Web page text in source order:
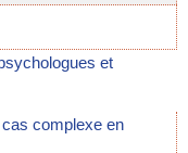
et
complexe en